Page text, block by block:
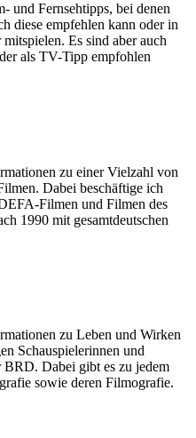
und Fernsehtipps, bei denen
diese empfehlen kann oder in
Es sind aber auch
als TV-Tipp empfohlen
zu einer Vielzahl von
Dabei beschäftige ich
Filmen und Filmen des
1990 mit gesamtdeutschen
zu Leben und Wirken
Schauspielerinnen und
BRD. Dabei gibt es zu jedem
sowie deren Filmografie.